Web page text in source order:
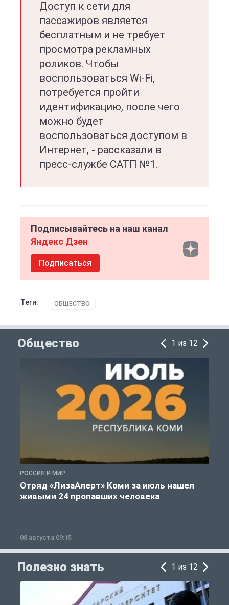
Доступ к сети для
пассажиров является
бесплатным и не требует
просмотра рекламных
роликов. Чтобы
воспользоваться Wi-Fi,
потребуется пройти
идентификацию, после чего
можно будет
воспользоваться доступом в
Интернет, - рассказали в
пресс-службе САТП №1.
Подписывайтесь на наш канал
Яндекс Дзен
Подписаться
Теги: ОБЩЕСТВО
Общество 1 из 12
РОССИЯ И МИР
Отряд «ЛизаАлерт» Коми за июль нашел
живыми 24 пропавших человека
08 августа 09:15
Полезно знать 1 из 12